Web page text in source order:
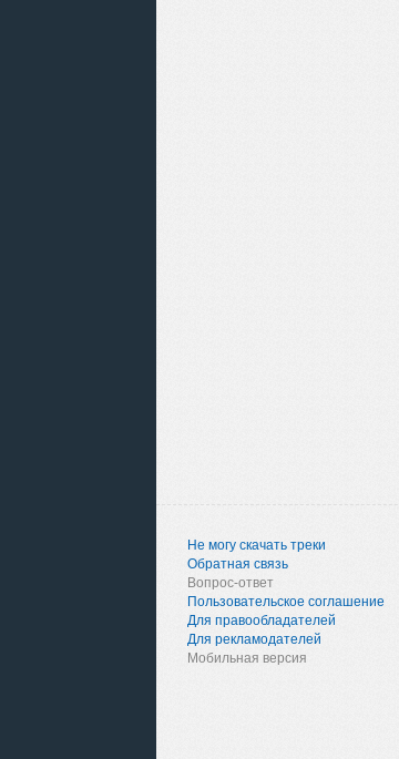
Не могу скачать треки
Обратная связь
Вопрос-ответ
Пользовательское соглашение
Для правообладателей
Для рекламодателей
Мобильная версия